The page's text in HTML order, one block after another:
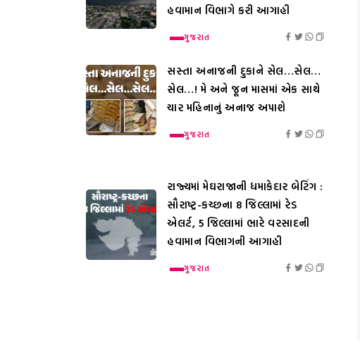
હવામાન વિભાગે કરી આગાહી
ગુજરાત
સસ્તા અનાજની દુકાને સેલ…સેલ…
સેલ…! મે અને જૂન માસમાં એક સાથે
ચાર મહિનાનું અનાજ અપાશે
ગુજરાત
રાજ્યમાં મેઘરાજાની ધમાકેદાર બેટિંગ :
સૌરાષ્ટ્ર-કચ્છના 8 જિલ્લામાં રેડ
એલર્ટ, 5 જિલ્લામાં ભારે વરસાદની
હવામાન વિભાગની આગાહી
ગુજરાત